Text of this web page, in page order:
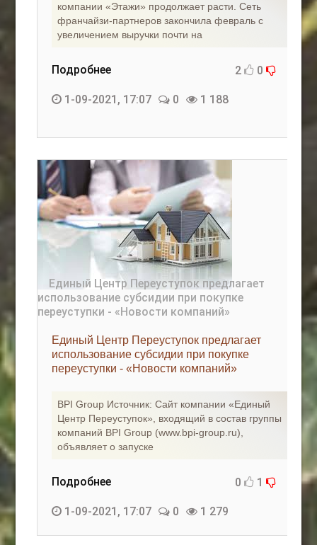
компании «Этажи» продолжает расти. Сеть
франчайзи-партнеров закончила февраль с
увеличением выручки почти на
Подробнее 2 0
1-09-2021, 17:07 0 1 188
Единый Центр Переуступок предлагает
использование субсидии при покупке
переуступки - «Новости компаний»
BPI Group Источник: Сайт компании «Единый
Центр Переуступок», входящий в состав группы
компаний BPI Group (www.bpi-group.ru),
объявляет о запуске
Подробнее 0 1
1-09-2021, 17:07 0 1 279